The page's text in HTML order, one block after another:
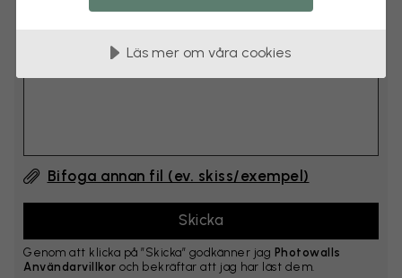
Kommentar #1
Bifoga annan fil (ev. skiss/exempel)
Genom att klicka på ”Skicka” godkänner jag Photowalls
Användarvillkor och bekräftar att jag har läst dem.
Läs mer om våra cookies